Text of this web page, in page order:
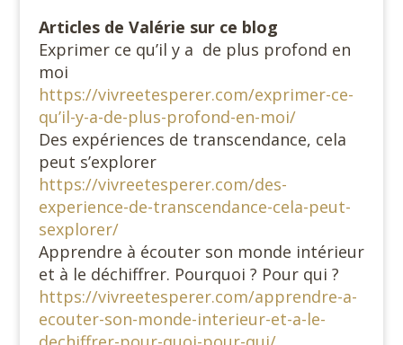
Articles de Valérie sur ce blog
Exprimer ce qu’il y a de plus profond en
moi
https://vivreetesperer.com/exprimer-ce-
qu’il-y-a-de-plus-profond-en-moi/
Des expériences de transcendance, cela
peut s’explorer
https://vivreetesperer.com/des-
experience-de-transcendance-cela-peut-
sexplorer/
Apprendre à écouter son monde intérieur
et à le déchiffrer. Pourquoi ? Pour qui ?
https://vivreetesperer.com/apprendre-a-
ecouter-son-monde-interieur-et-a-le-